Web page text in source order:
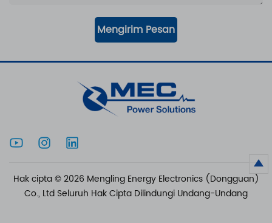
Mengirim Pesan
Hak cipta © 2026 Mengling Energy Electronics (Dongguan)
Co., Ltd Seluruh Hak Cipta Dilindungi Undang-Undang